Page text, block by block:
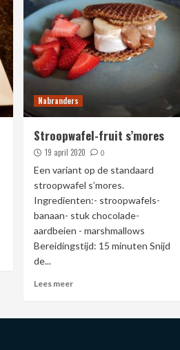
Nabranders
Stroopwafel-fruit s’mores
19 april 2020 0
Een variant op de standaard
stroopwafel s’mores.
Ingredienten:- stroopwafels-
banaan- stuk chocolade-
aardbeien - marshmallows
Bereidingstijd: 15 minuten Snijd
de...
Lees meer